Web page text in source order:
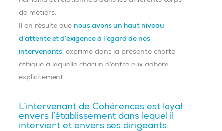
de métiers.
Il en résulte que nous avons un haut niveau
d’attente et d’exigence à l’égard de nos
intervenants, exprimé dans la présente charte
éthique à laquelle chacun d’entre eux adhère
explicitement.
L’intervenant de Cohérences est loyal
envers l’établissement dans lequel il
intervient et envers ses dirigeants.